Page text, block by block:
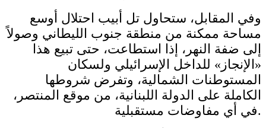
وفي المقابل، ستحاول تل أبيب احتلال أوسع
مساحة ممكنة من منطقة جنوب الليطاني وصولاً
إلى ضفة النهر، إذا استطاعت، حتى تبيع هذا
«الإنجاز» للداخل الإسرائيلي ولسكان
المستوطنات الشمالية، وتفرض شروطها
الكاملة على الدولة اللبنانية، من موقع المنتصر،
في أي مفاوضات مستقبلية.